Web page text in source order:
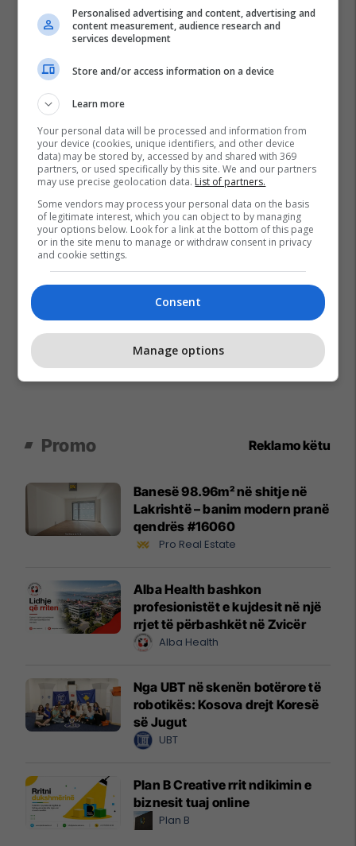
Promo Reklamo këtu
Banesë 98.96m² në shitje në
Lakrishtë – banim modern pranë
qendrës #16060
Pro Real Estate
Alba Health bashkon
profesionistët e kujdesit në një
rrjet të përbashkët në Zvicër
Alba Health
Nga UBT në skenën botërore të
robotikës: Kosova drejt Koresë
së Jugut
UBT
Plan B Creative rrit ndikimin e
biznesit tuaj online
Plan B
Personalised advertising and content, advertising and
content measurement, audience research and
services development
Store and/or access information on a device
Learn more
Your personal data will be processed and information from
your device (cookies, unique identifiers, and other device
data) may be stored by, accessed by and shared with 369
partners, or used specifically by this site. We and our partners
may use precise geolocation data. List of partners.
Some vendors may process your personal data on the basis
of legitimate interest, which you can object to by managing
your options below. Look for a link at the bottom of this page
or in the site menu to manage or withdraw consent in privacy
and cookie settings.
Consent
Manage options